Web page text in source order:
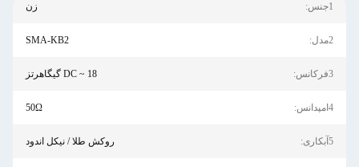
1جنس: زن
2مدل: SMA-KB2
3فرکانس: DC ~ 18 گیگاهرتز
4امپدانس: 50Ω
5آبکاری: روکش طلا / نیکل اندود